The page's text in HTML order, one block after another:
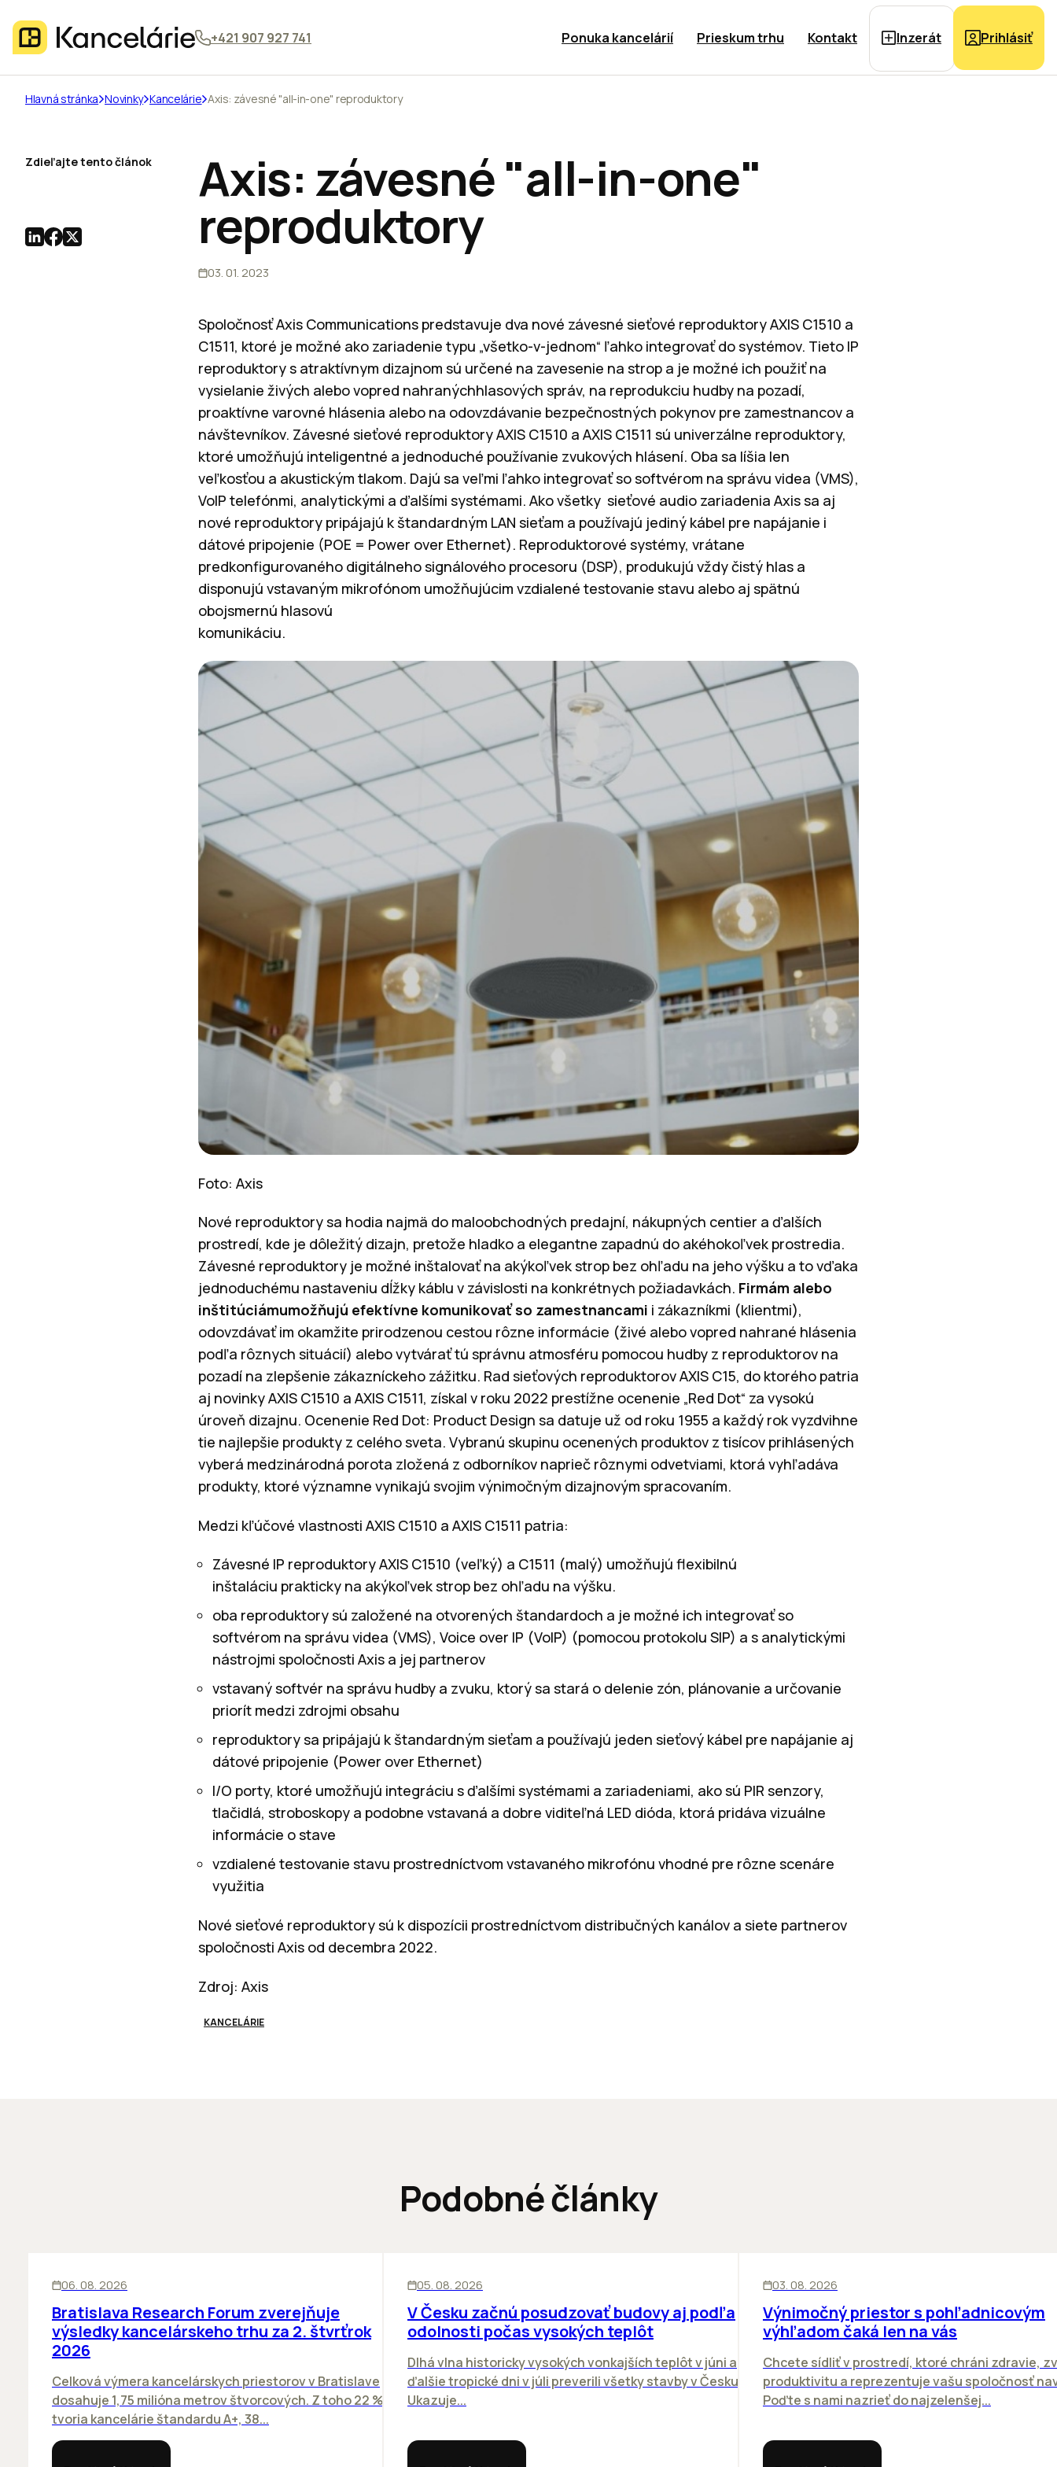
+421 907 927 741 Ponuka kancelárií Prieskum trhu Kontakt Inzerát Prihlásiť
Hlavná stránka Novinky Kancelárie Axis: závesné "all-in-one" reproduktory
Axis: závesné "all-in-one"
reproduktory
03. 01. 2023
Spoločnosť Axis Communications predstavuje dva nové závesné sieťové reproduktory AXIS C1510 a
C1511, ktoré je možné ako zariadenie typu „všetko-v-jednom“ ľahko integrovať do systémov. Tieto IP
reproduktory s atraktívnym dizajnom sú určené na zavesenie na strop a je možné ich použiť na
vysielanie živých alebo vopred nahranýchhlasových správ, na reprodukciu hudby na pozadí,
proaktívne varovné hlásenia alebo na odovzdávanie bezpečnostných pokynov pre zamestnancov a
návštevníkov. Závesné sieťové reproduktory AXIS C1510 a AXIS C1511 sú univerzálne reproduktory,
ktoré umožňujú inteligentné a jednoduché používanie zvukových hlásení. Oba sa líšia len
veľkosťou a akustickým tlakom. Dajú sa veľmi ľahko integrovať so softvérom na správu videa (VMS),
VoIP telefónmi, analytickými a ďalšími systémami. Ako všetky sieťové audio zariadenia Axis sa aj
nové reproduktory pripájajú k štandardným LAN sieťam a používajú jediný kábel pre napájanie i
dátové pripojenie (POE = Power over Ethernet). Reproduktorové systémy, vrátane
predkonfigurovaného digitálneho signálového procesoru (DSP), produkujú vždy čistý hlas a
disponujú vstavaným mikrofónom umožňujúcim vzdialené testovanie stavu alebo aj spätnú
obojsmernú hlasovú
komunikáciu.
Foto: Axis
Nové reproduktory sa hodia najmä do maloobchodných predajní, nákupných centier a ďalších
prostredí, kde je dôležitý dizajn, pretože hladko a elegantne zapadnú do akéhokoľvek prostredia.
Závesné reproduktory je možné inštalovať na akýkoľvek strop bez ohľadu na jeho výšku a to vďaka
jednoduchému nastaveniu dĺžky káblu v závislosti na konkrétnych požiadavkách. Firmám alebo
inštitúciámumožňujú efektívne komunikovať so zamestnancami i zákazníkmi (klientmi),
odovzdávať im okamžite prirodzenou cestou rôzne informácie (živé alebo vopred nahrané hlásenia
podľa rôznych situácií) alebo vytvárať tú správnu atmosféru pomocou hudby z reproduktorov na
pozadí na zlepšenie zákazníckeho zážitku. Rad sieťových reproduktorov AXIS C15, do ktorého patria
aj novinky AXIS C1510 a AXIS C1511, získal v roku 2022 prestížne ocenenie „Red Dot“ za vysokú
úroveň dizajnu. Ocenenie Red Dot: Product Design sa datuje už od roku 1955 a každý rok vyzdvihne
tie najlepšie produkty z celého sveta. Vybranú skupinu ocenených produktov z tisícov prihlásených
vyberá medzinárodná porota zložená z odborníkov naprieč rôznymi odvetviami, ktorá vyhľadáva
produkty, ktoré významne vynikajú svojim výnimočným dizajnovým spracovaním.
Medzi kľúčové vlastnosti AXIS C1510 a AXIS C1511 patria:
Závesné IP reproduktory AXIS C1510 (veľký) a C1511 (malý) umožňujú flexibilnú
inštaláciu prakticky na akýkoľvek strop bez ohľadu na výšku.
oba reproduktory sú založené na otvorených štandardoch a je možné ich integrovať so
softvérom na správu videa (VMS), Voice over IP (VoIP) (pomocou protokolu SIP) a s analytickými
nástrojmi spoločnosti Axis a jej partnerov
vstavaný softvér na správu hudby a zvuku, ktorý sa stará o delenie zón, plánovanie a určovanie
priorít medzi zdrojmi obsahu
reproduktory sa pripájajú k štandardným sieťam a používajú jeden sieťový kábel pre napájanie aj
dátové pripojenie (Power over Ethernet)
I/O porty, ktoré umožňujú integráciu s ďalšími systémami a zariadeniami, ako sú PIR senzory,
tlačidlá, stroboskopy a podobne vstavaná a dobre viditeľná LED dióda, ktorá pridáva vizuálne
informácie o stave
vzdialené testovanie stavu prostredníctvom vstavaného mikrofónu vhodné pre rôzne scenáre
využitia
Nové sieťové reproduktory sú k dispozícii prostredníctvom distribučných kanálov a siete partnerov
spoločnosti Axis od decembra 2022.
Zdroj: Axis
KANCELÁRIE
Zdieľajte tento článok
Podobné články
06. 08. 2026
Bratislava Research Forum zverejňuje
výsledky kancelárskeho trhu za 2. štvrťrok
2026
Celková výmera kancelárskych priestorov v Bratislave
dosahuje 1,75 milióna metrov štvorcových. Z toho 22 %
tvoria kancelárie štandardu A+, 38...
05. 08. 2026
V Česku začnú posudzovať budovy aj podľa
odolnosti počas vysokých teplôt
Dlhá vlna historicky vysokých vonkajších teplôt v júni a
ďalšie tropické dni v júli preverili všetky stavby v Česku.
Ukazuje...
03. 08. 2026
Výnimočný priestor s pohľadnicovým
výhľadom čaká len na vás
Chcete sídliť v prostredí, ktoré chráni zdravie,
produktivitu a reprezentuje vašu spoločnosť
Poďte s nami nazrieť do najzelenšej...